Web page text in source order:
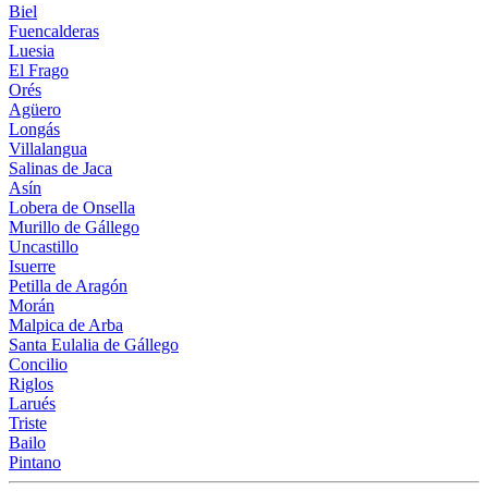
Biel
Fuencalderas
Luesia
El Frago
Orés
Agüero
Longás
Villalangua
Salinas de Jaca
Asín
Lobera de Onsella
Murillo de Gállego
Uncastillo
Isuerre
Petilla de Aragón
Morán
Malpica de Arba
Santa Eulalia de Gállego
Concilio
Riglos
Larués
Triste
Bailo
Pintano